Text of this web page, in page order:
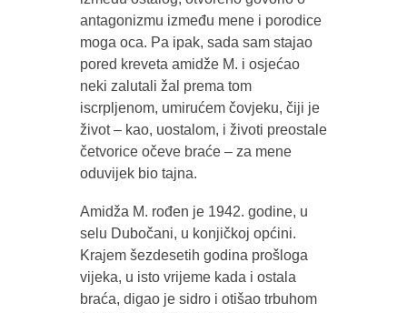
antagonizmu između mene i porodice
moga oca. Pa ipak, sada sam stajao
pored kreveta amidže M. i osjećao
neki zalutali žal prema tom
iscrpljenom, umirućem čovjeku, čiji je
život – kao, uostalom, i životi preostale
četvorice očeve braće – za mene
oduvijek bio tajna.
Amidža M. rođen je 1942. godine, u
selu Dubočani, u konjičkoj općini.
Krajem šezdesetih godina prošloga
vijeka, u isto vrijeme kada i ostala
braća, digao je sidro i otišao trbuhom